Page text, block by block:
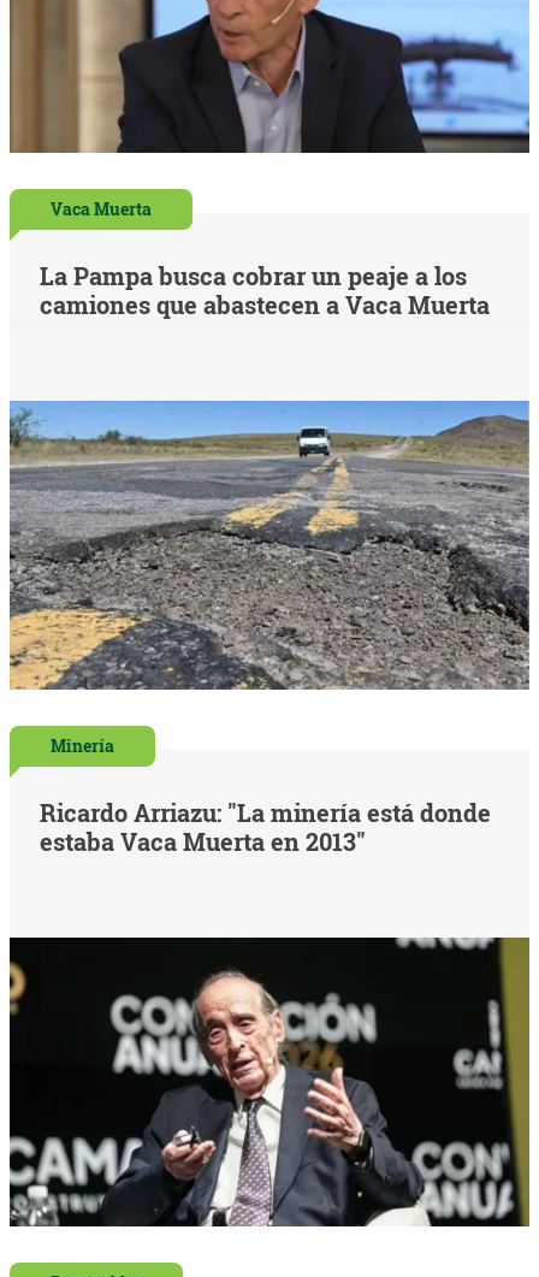
Vaca Muerta
La Pampa busca cobrar un peaje a los
camiones que abastecen a Vaca Muerta
Minería
Ricardo Arriazu: "La minería está donde
estaba Vaca Muerta en 2013"